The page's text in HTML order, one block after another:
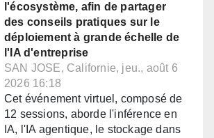
l'écosystème, afin de partager
des conseils pratiques sur le
déploiement à grande échelle de
l'IA d'entreprise
SAN JOSE, Californie, jeu., août 6
2026 16:18
Cet événement virtuel, composé de
12 sessions, aborde l'inférence en
IA, l'IA agentique, le stockage dans